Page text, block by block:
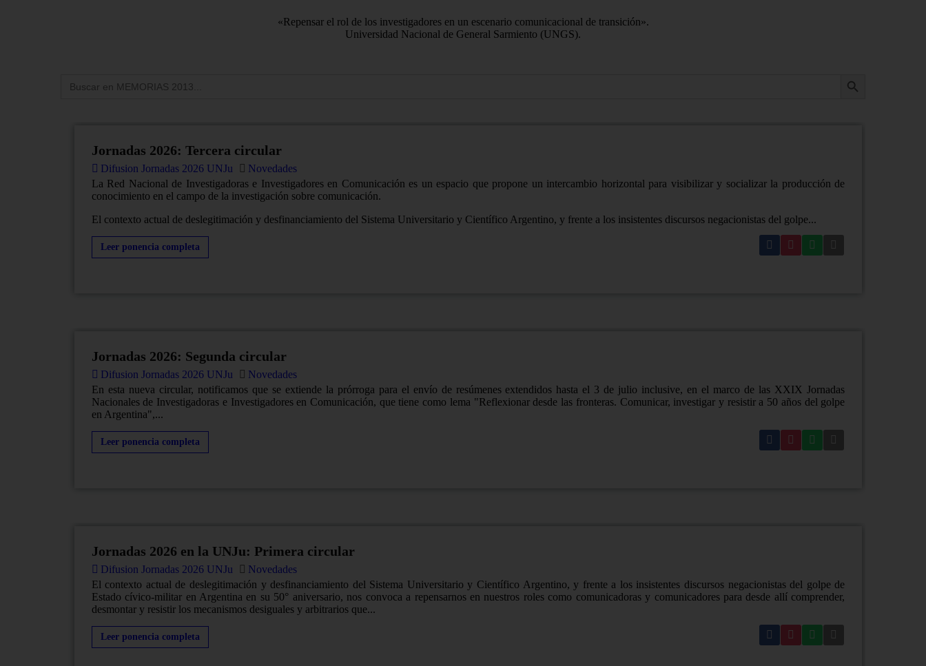
«Repensar el rol de los investigadores en un escenario comunicacional de transición».
Universidad Nacional de General Sarmiento (UNGS).
Jornadas 2026: Tercera circular
Difusion Jornadas 2026 UNJu
Novedades
La Red Nacional de Investigadoras e Investigadores en Comunicación es un espacio que propone un intercambio horizontal para visibilizar y socializar la producción de
conocimiento en el campo de la investigación sobre comunicación.
El contexto actual de deslegitimación y desfinanciamiento del Sistema Universitario y Científico Argentino, y frente a los insistentes discursos negacionistas del golpe...
Leer ponencia completa
Jornadas 2026: Segunda circular
Difusion Jornadas 2026 UNJu
Novedades
En esta nueva circular, notificamos que se extiende la prórroga para el envío de resúmenes extendidos hasta el 3 de julio inclusive, en el marco de las XXIX Jornadas
Nacionales de Investigadoras e Investigadores en Comunicación, que tiene como lema "Reflexionar desde las fronteras. Comunicar, investigar y resistir a 50 años del golpe
en Argentina",...
Leer ponencia completa
Jornadas 2026 en la UNJu: Primera circular
Difusion Jornadas 2026 UNJu
Novedades
El contexto actual de deslegitimación y desfinanciamiento del Sistema Universitario y Científico Argentino, y frente a los insistentes discursos negacionistas del golpe de
Estado cívico-militar en Argentina en su 50° aniversario, nos convoca a repensarnos en nuestros roles como comunicadoras y comunicadores para desde allí comprender,
desmontar y resistir los mecanismos desiguales y arbitrarios que...
Leer ponencia completa